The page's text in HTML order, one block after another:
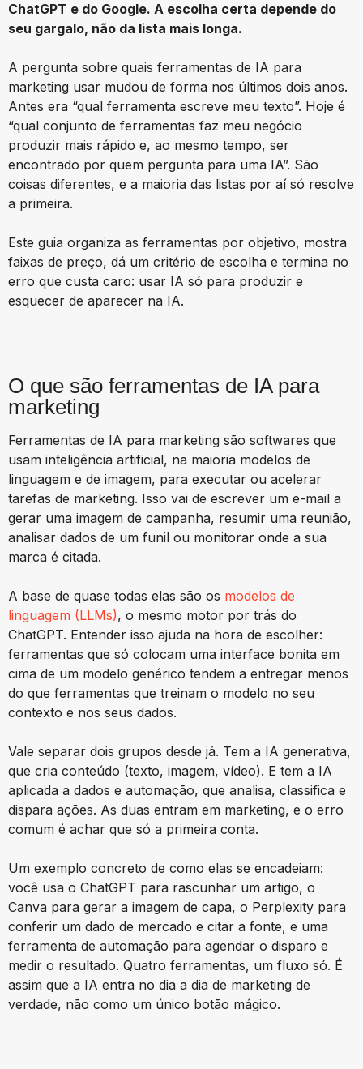
ChatGPT e do Google. A escolha certa depende do
seu gargalo, não da lista mais longa.
A pergunta sobre quais ferramentas de IA para
marketing usar mudou de forma nos últimos dois anos.
Antes era “qual ferramenta escreve meu texto”. Hoje é
“qual conjunto de ferramentas faz meu negócio
produzir mais rápido e, ao mesmo tempo, ser
encontrado por quem pergunta para uma IA”. São
coisas diferentes, e a maioria das listas por aí só resolve
a primeira.
Este guia organiza as ferramentas por objetivo, mostra
faixas de preço, dá um critério de escolha e termina no
erro que custa caro: usar IA só para produzir e
esquecer de aparecer na IA.
O que são ferramentas de IA para
marketing
Ferramentas de IA para marketing são softwares que
usam inteligência artificial, na maioria modelos de
linguagem e de imagem, para executar ou acelerar
tarefas de marketing. Isso vai de escrever um e-mail a
gerar uma imagem de campanha, resumir uma reunião,
analisar dados de um funil ou monitorar onde a sua
marca é citada.
A base de quase todas elas são os modelos de
linguagem (LLMs), o mesmo motor por trás do
ChatGPT. Entender isso ajuda na hora de escolher:
ferramentas que só colocam uma interface bonita em
cima de um modelo genérico tendem a entregar menos
do que ferramentas que treinam o modelo no seu
contexto e nos seus dados.
Vale separar dois grupos desde já. Tem a IA generativa,
que cria conteúdo (texto, imagem, vídeo). E tem a IA
aplicada a dados e automação, que analisa, classifica e
dispara ações. As duas entram em marketing, e o erro
comum é achar que só a primeira conta.
Um exemplo concreto de como elas se encadeiam:
você usa o ChatGPT para rascunhar um artigo, o
Canva para gerar a imagem de capa, o Perplexity para
conferir um dado de mercado e citar a fonte, e uma
ferramenta de automação para agendar o disparo e
medir o resultado. Quatro ferramentas, um fluxo só. É
assim que a IA entra no dia a dia de marketing de
verdade, não como um único botão mágico.